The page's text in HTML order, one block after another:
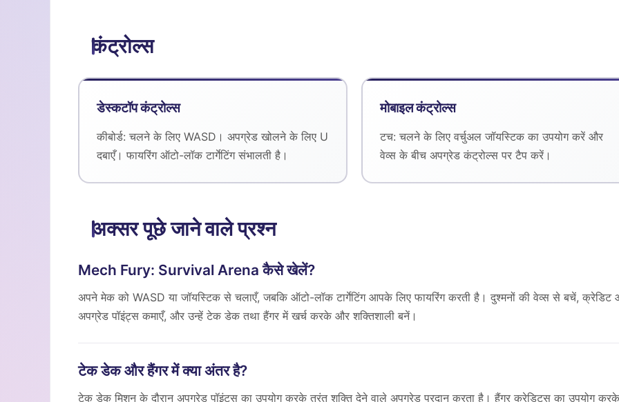
कंट्रोल्स
डेस्कटॉप कंट्रोल्स
कीबोर्ड: चलने के लिए WASD। अपग्रेड खोलने के लिए U
दबाएँ। फायरिंग ऑटो-लॉक टार्गेटिंग संभालती है।
मोबाइल कंट्रोल्स
टच: चलने के लिए वर्चुअल जॉयस्टिक का उपयोग करें और
वेव्स के बीच अपग्रेड कंट्रोल्स पर टैप करें।
अक्सर पूछे जाने वाले प्रश्न
Mech Fury: Survival Arena कैसे खेलें?
अपने मेक को WASD या जॉयस्टिक से चलाएँ, जबकि ऑटो-लॉक टार्गेटिंग आपके लिए फायरिंग करती है। दुश्मनों की वेव्स से बचें, क्रेडिट
अपग्रेड पॉइंट्स कमाएँ, और उन्हें टेक डेक तथा हैंगर में खर्च करके और शक्तिशाली बनें।
टेक डेक और हैंगर में क्या अंतर है?
टेक डेक मिशन के दौरान अपग्रेड पॉइंट्स का उपयोग करके तुरंत शक्ति देने वाले अपग्रेड प्रदान करता है। हैंगर क्रेडिट्स का उपयोग करके